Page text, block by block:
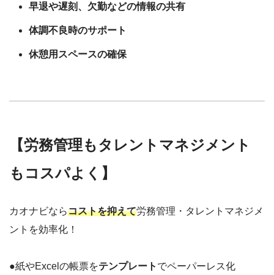
早退や遅刻、欠勤などの情報の共有
体調不良時のサポート
休憩用スペースの確保
【労務管理もタレントマネジメント
もコスパよく】
カオナビならコストを抑えて労務管理・タレントマネジメ
ントを効率化！
●紙やExcelの帳票をテンプレート でペーパーレス化